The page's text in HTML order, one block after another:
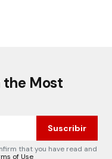
the Most
Suscribir
that you have read and
of Use